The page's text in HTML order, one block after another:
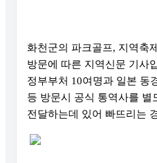
화천군의 파크골프, 지역축
방문에 따른 지역신문 기사
정부부처 10여명과 일본 동
등 방문시 공식 통역사를 별
전달하는데 있어 빠뜨리는